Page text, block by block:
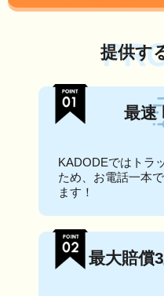
提供す
最速
KADODEではトラ
ため、お電話一本
ます！
最大賠償